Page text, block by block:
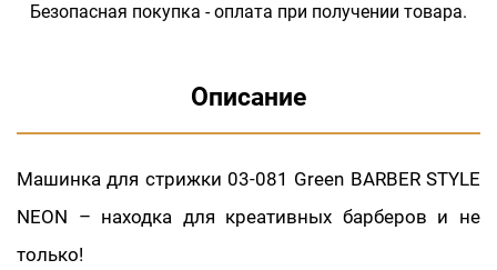
Безопасная покупка - оплата при получении товара.
Описание
Машинка для стрижки 03-081 Green BARBER STYLE
NEON – находка для креативных барберов и не
только!